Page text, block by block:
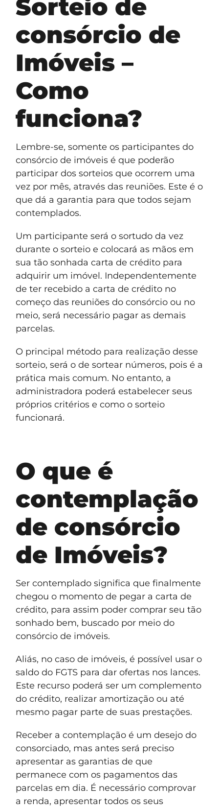
Sorteio de
consórcio de
Imóveis –
Como
funciona?
Lembre-se, somente os participantes do
consórcio de imóveis é que poderão
participar dos sorteios que ocorrem uma
vez por mês, através das reuniões. Este é o
que dá a garantia para que todos sejam
contemplados.
Um participante será o sortudo da vez
durante o sorteio e colocará as mãos em
sua tão sonhada carta de crédito para
adquirir um imóvel. Independentemente
de ter recebido a carta de crédito no
começo das reuniões do consórcio ou no
meio, será necessário pagar as demais
parcelas.
O principal método para realização desse
sorteio, será o de sortear números, pois é a
prática mais comum. No entanto, a
administradora poderá estabelecer seus
próprios critérios e como o sorteio
funcionará.
O que é
contemplação
de consórcio
de Imóveis?
Ser contemplado significa que finalmente
chegou o momento de pegar a carta de
crédito, para assim poder comprar seu tão
sonhado bem, buscado por meio do
consórcio de imóveis.
Aliás, no caso de imóveis, é possível usar o
saldo do FGTS para dar ofertas nos lances.
Este recurso poderá ser um complemento
do crédito, realizar amortização ou até
mesmo pagar parte de suas prestações.
Receber a contemplação é um desejo do
consorciado, mas antes será preciso
apresentar as garantias de que
permanece com os pagamentos das
parcelas em dia. É necessário comprovar
a renda, apresentar todos os seus